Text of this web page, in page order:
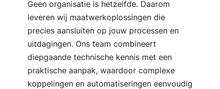
Geen organisatie is hetzelfde. Daarom
leveren wij maatwerkoplossingen die
precies aansluiten op jouw processen en
uitdagingen. Ons team combineert
diepgaande technische kennis met een
praktische aanpak, waardoor complexe
koppelingen en automatiseringen eenvoudig